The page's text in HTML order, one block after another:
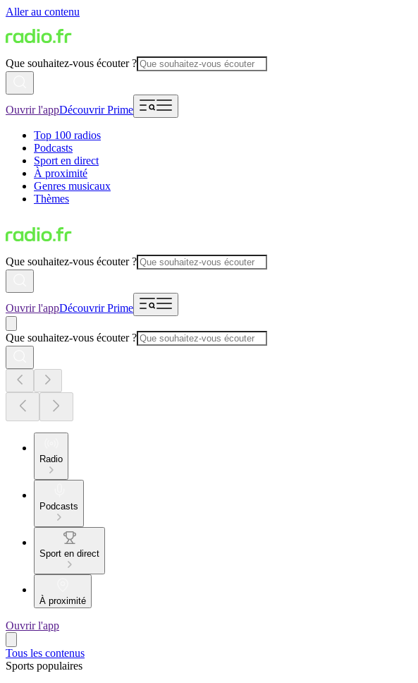
Aller au contenu
Que souhaitez-vous écouter ?
Ouvrir l'appDécouvrir Prime
Top 100 radios
Podcasts
Sport en direct
À proximité
Genres musicaux
Thèmes
Que souhaitez-vous écouter ?
Ouvrir l'appDécouvrir Prime
Que souhaitez-vous écouter ?
Radio
Podcasts
Sport en direct
À proximité
Ouvrir l'app
Tous les contenus
Sports populaires